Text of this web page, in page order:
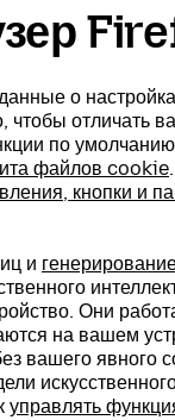
о
отличать
по
файлов cookie
кнопки и
и
Они
на вашем
вашего явного
управлять